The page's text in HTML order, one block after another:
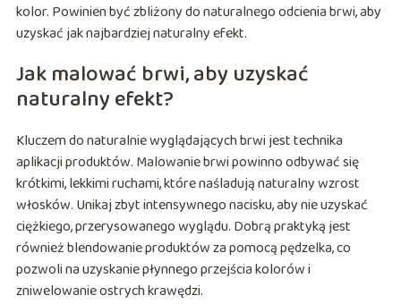
kolor. Powinien być zbliżony do naturalnego odcienia brwi, aby
uzyskać jak najbardziej naturalny efekt.
Jak malować brwi, aby uzyskać
naturalny efekt?
Kluczem do naturalnie wyglądających brwi jest technika
aplikacji produktów. Malowanie brwi powinno odbywać się
krótkimi, lekkimi ruchami, które naśladują naturalny wzrost
włosków. Unikaj zbyt intensywnego nacisku, aby nie uzyskać
ciężkiego, przerysowanego wyglądu. Dobrą praktyką jest
również blendowanie produktów za pomocą pędzelka, co
pozwoli na uzyskanie płynnego przejścia kolorów i
zniwelowanie ostrych krawędzi.